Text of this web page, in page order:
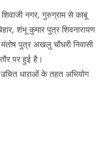
नगर, गुरुग्राम से काबू
शंभू कुमार पुत्र शिवनारायण
मंतोष पुत्र अखलु चौधरी निवासी
पर हुई है।
धाराओं के तहत अभियोग